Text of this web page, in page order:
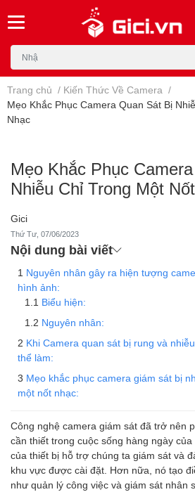
Trang chủ / Kiến Thức Về Camera /
Mẹo Khắc Phục Camera Quan Sát Bị
Nhạc
Mẹo Khắc Phục
Nhiễu Chỉ Trong Một
Gici
Thứ Tư, 07/06/2023
Nội dung bài viết
Nguyên nhân gây ra hiện tượng
hình ảnh:
Biểu hiện:
Nguyên nhân:
Khi Camera quan sát bị rung và
thể làm:
Mẹo khắc phục camera giám sát bị
một nốt nhạc:
Công nghệ camera giám sát đã trở nên
cần thiết trong cuộc sống hàng ngày
của thiết bị hỗ trợ chúng ta giám sát và
khu vực được cài đặt. Hơn nữa, nó tạo
như quản lý công việc và giám sát nhân